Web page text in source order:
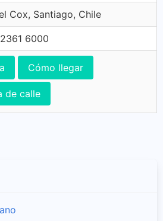
Cox, Santiago, Chile
6000
Cómo llegar
de calle